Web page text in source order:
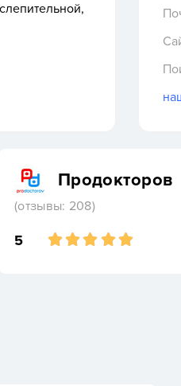
Продокторов
(отзывы: 208)
5